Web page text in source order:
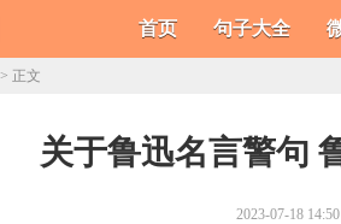
首页 句子大全
> 正文
关于鲁迅名言警句
2023-07-18 14:50